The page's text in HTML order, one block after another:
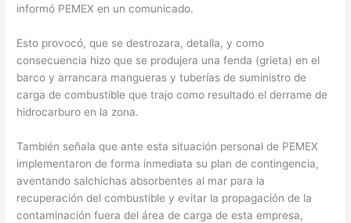
informó PEMEX en un comunicado.
Esto provocó, que se destrozara, detalla, y como
consecuencia hizo que se produjera una fenda (grieta) en el
barco y arrancara mangueras y tuberías de suministro de
carga de combustible que trajo como resultado el derrame de
hidrocarburo en la zona.
También señala que ante esta situación personal de PEMEX
implementaron de forma inmediata su plan de contingencia,
aventando salchichas absorbentes al mar para la
recuperación del combustible y evitar la propagación de la
contaminación fuera del área de carga de esta empresa,